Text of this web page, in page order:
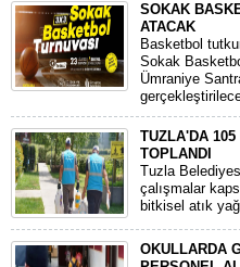
SOKAK
ATACAK
Basketbol
Sokak
Ümraniye
TUZLA'DA
TOPLANDI
Tuzla
çalışmalar
bitkisel atık
OKULLARDA